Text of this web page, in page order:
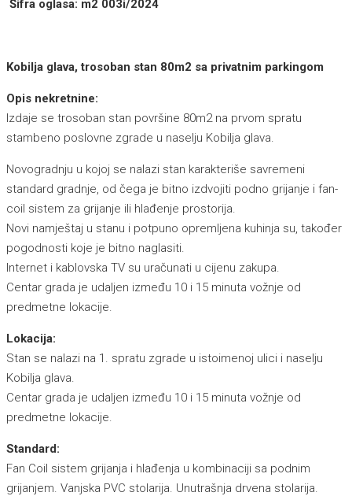
Šifra oglasa: m2 003i/2024
Kobilja glava, trosoban stan 80m2 sa privatnim parkingom
Opis nekretnine:
Izdaje se trosoban stan površine 80m2 na prvom spratu
stambeno poslovne zgrade u naselju Kobilja glava.
Novogradnju u kojoj se nalazi stan karakteriše savremeni
standard gradnje, od čega je bitno izdvojiti podno grijanje i fan-
coil sistem za grijanje ili hlađenje prostorija.
Novi namještaj u stanu i potpuno opremljena kuhinja su, također
pogodnosti koje je bitno naglasiti.
Internet i kablovska TV su uračunati u cijenu zakupa.
Centar grada je udaljen između 10 i 15 minuta vožnje od
predmetne lokacije.
Lokacija:
Stan se nalazi na 1. spratu zgrade u istoimenoj ulici i naselju
Kobilja glava.
Centar grada je udaljen između 10 i 15 minuta vožnje od
predmetne lokacije.
Standard:
Fan Coil sistem grijanja i hlađenja u kombinaciji sa podnim
grijanjem. Vanjska PVC stolarija. Unutrašnja drvena stolarija.